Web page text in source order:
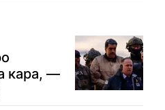
кара, —